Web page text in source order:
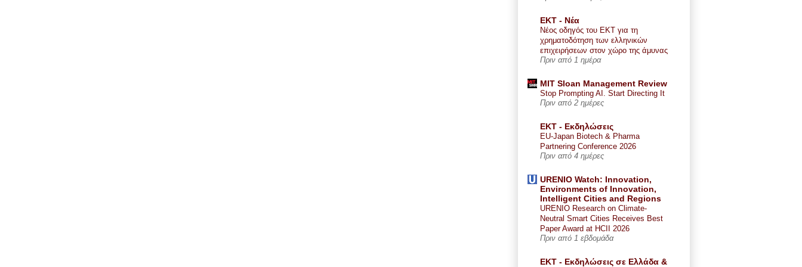
ΕΚΤ - Nέα
Νέος οδηγός του ΕΚΤ για τη
χρηματοδότηση των ελληνικών
επιχειρήσεων στον χώρο της άμυνας
Πριν από 1 ημέρα
MIT Sloan Management Review
Stop Prompting AI. Start Directing It
Πριν από 2 ημέρες
ΕΚΤ - Εκδηλώσεις
EU-Japan Biotech & Pharma
Partnering Conference 2026
Πριν από 4 ημέρες
URENIO Watch: Innovation,
Environments of Innovation,
Intelligent Cities and Regions
URENIO Research on Climate-
Neutral Smart Cities Receives Best
Paper Award at HCII 2026
Πριν από 1 εβδομάδα
ΕΚΤ - Εκδηλώσεις σε Ελλάδα &